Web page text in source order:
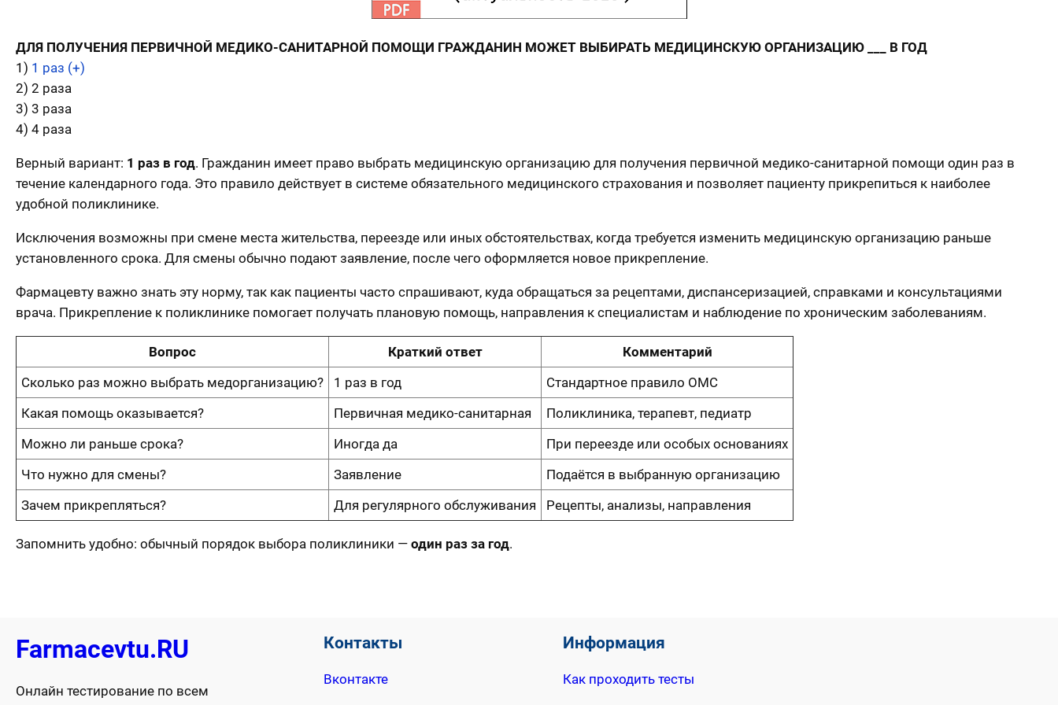
ДЛЯ ПОЛУЧЕНИЯ ПЕРВИЧНОЙ МЕДИКО-САНИТАРНОЙ ПОМОЩИ ГРАЖДАНИН МОЖЕТ ВЫБИРАТЬ МЕДИЦИНСКУЮ ОРГАНИЗАЦИЮ ___ В ГОД
1) 1 раз (+)
2) 2 раза
3) 3 раза
4) 4 раза
Верный вариант: 1 раз в год. Гражданин имеет право выбрать медицинскую организацию для получения первичной медико-санитарной помощи один раз в
течение календарного года. Это правило действует в системе обязательного медицинского страхования и позволяет пациенту прикрепиться к наиболее
удобной поликлинике.
Исключения возможны при смене места жительства, переезде или иных обстоятельствах, когда требуется изменить медицинскую организацию раньше
установленного срока. Для смены обычно подают заявление, после чего оформляется новое прикрепление.
Фармацевту важно знать эту норму, так как пациенты часто спрашивают, куда обращаться за рецептами, диспансеризацией, справками и консультациями
врача. Прикрепление к поликлинике помогает получать плановую помощь, направления к специалистам и наблюдение по хроническим заболеваниям.
Вопрос Краткий ответ
Комментарий
Сколько раз можно выбрать медорганизацию?
1 раз в год
Стандартное правило ОМС
Какая помощь оказывается?
Первичная медико-санитарная
Поликлиника, терапевт, педиатр
Можно ли раньше срока?
Иногда да
При переезде или особых основаниях
Что нужно для смены?
Заявление
Подаётся в выбранную организацию
Зачем прикрепляться?
Для регулярного обслуживания Рецепты, анализы, направления
Запомнить удобно: обычный порядок выбора поликлиники — один раз за год.
Farmacevtu.RU
Онлайн тестирование по всем
Контакты
Вконтакте
Информация
Как проходить тесты